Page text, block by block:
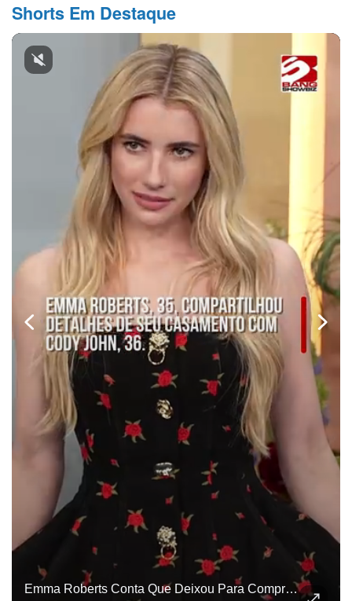
Shorts Em Destaque
Emma Roberts Conta Que Deixou Para Comprar A Aliança De Casamento Dias Antes Da Cerimônia